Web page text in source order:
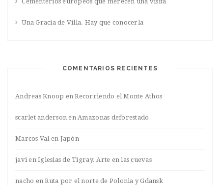
Una Gracia de Villa. Hay que conocerla
COMENTARIOS RECIENTES
Andreas Knoop enRecorriendo el Monte Athos
scarlet anderson enAmazonas deforestado
Marcos Valen Japón
javienIglesias de Tigray. Arte en las cuevas
nacho enRuta por el norte de Polonia y Gdansk